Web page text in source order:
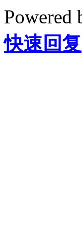
Powered
快速回复